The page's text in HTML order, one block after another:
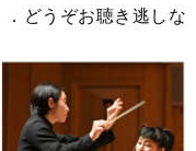
どうぞお聴き逃しな